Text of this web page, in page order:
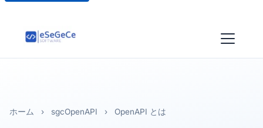
ホーム › sgcOpenAPI › OpenAPI とは